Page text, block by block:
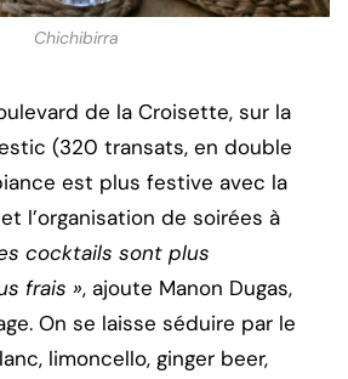
Chichibirra
de la Croisette, sur la
(320 transats, en double
est plus festive avec la
l’organisation de soirées à
cocktails sont plus
frais », ajoute Manon Dugas,
On se laisse séduire par le
limoncello, ginger beer,